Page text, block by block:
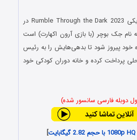
Rumble Through the Dark 2023 در
نام جک بوچر (با بازی آرون اکهارت) است
خود پیروز شود تا بدهی‌هایش را به رئیس
پرداخت کرده و خانه دوران کودکی خود
دوبله فارسی سانسور شده)
]